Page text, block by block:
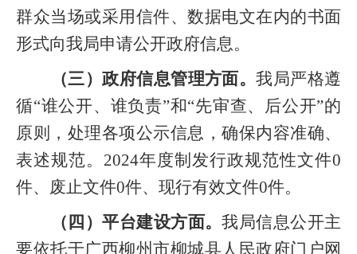
群众当场或采用信件、数据电文在内的书面
形式向我局申请公开政府信息。
（三）政府信息管理方面。我局严格遵
循“谁公开、谁负责”和“先审查、后公开”的
原则，处理各项公示信息，确保内容准确、
表述规范。2024年度制发行政规范性文件0
件、废止文件0件、现行有效文件0件。
（四）平台建设方面。我局信息公开主
要依托于广西柳州市柳城县人民政府门户网